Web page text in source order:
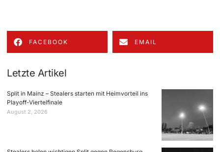
FACEBOOK EMAIL
Letzte Artikel
Split in Mainz – Stealers starten mit Heimvorteil ins
Playoff-Viertelfinale
August 2, 2026